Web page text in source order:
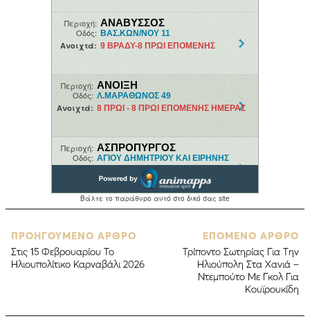
ΠΡΟΗΓΟΥΜΕΝΟ ΑΡΘΡΟ
Στις 15 Φεβρουαρίου Το
Ηλιουπολίτικο Καρναβάλι 2026
ΕΠΟΜΕΝΟ ΑΡΘΡΟ
Τρίποντο Σωτηρίας Για Την
Ηλιούπολη Στα Χανιά –
Ντεμπούτο Με Γκολ Για
Κουϊρουκίδη